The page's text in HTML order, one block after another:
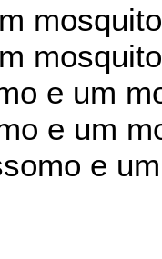
e um
e um
e